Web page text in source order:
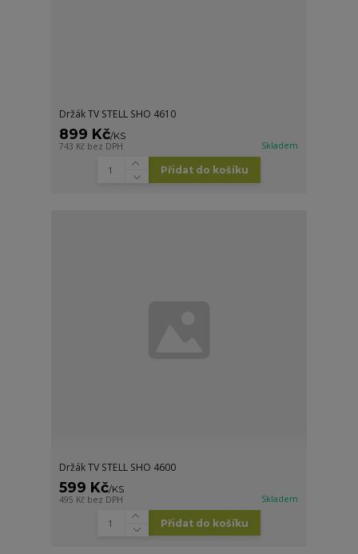
Držák TV STELL SHO 4610
899 Kč/KS
743 Kč bez DPH Skladem
Přidat do košíku
Držák TV STELL SHO 4600
599 Kč/KS
495 Kč bez DPH Skladem
Přidat do košíku